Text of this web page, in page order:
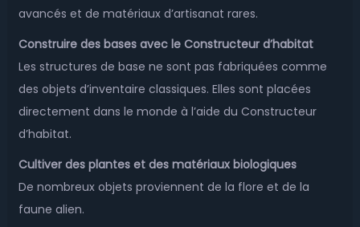
avancés et de matériaux d’artisanat rares.
Construire des bases avec le Constructeur d’habitat
Les structures de base ne sont pas fabriquées comme
des objets d’inventaire classiques. Elles sont placées
directement dans le monde à l’aide du Constructeur
d’habitat.
Cultiver des plantes et des matériaux biologiques
De nombreux objets proviennent de la flore et de la
faune alien.